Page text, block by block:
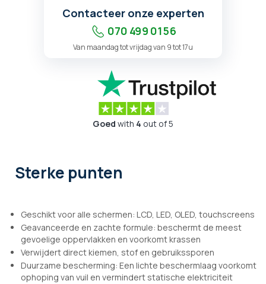
Contacteer onze experten
070 499 01 56
Van maandag tot vrijdag van 9 tot 17u
Goed with 4 out of 5
Sterke punten
Geschikt voor alle schermen: LCD, LED, OLED, touchscreens
Geavanceerde en zachte formule: beschermt de meest
gevoelige oppervlakken en voorkomt krassen
Verwijdert direct kiemen, stof en gebruikssporen
Duurzame bescherming: Een lichte beschermlaag voorkomt
ophoping van vuil en vermindert statische elektriciteit